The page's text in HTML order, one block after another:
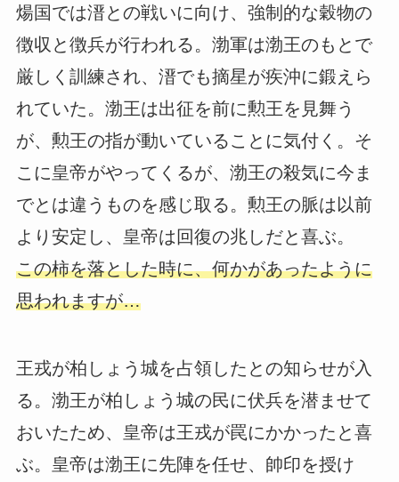
煬国では溍との戦いに向け、強制的な穀物の
徴収と徴兵が行われる。渤軍は渤王のもとで
厳しく訓練され、溍でも摘星が疾沖に鍛えら
れていた。渤王は出征を前に勲王を見舞う
が、勲王の指が動いていることに気付く。そ
こに皇帝がやってくるが、渤王の殺気に今ま
でとは違うものを感じ取る。勲王の脈は以前
より安定し、皇帝は回復の兆しだと喜ぶ。
この柿を落とした時に、何かがあったように
思われますが…
王戎が柏しょう城を占領したとの知らせが入
る。渤王が柏しょう城の民に伏兵を潜ませて
おいたため、皇帝は王戎が罠にかかったと喜
ぶ。皇帝は渤王に先陣を任せ、帥印を授け